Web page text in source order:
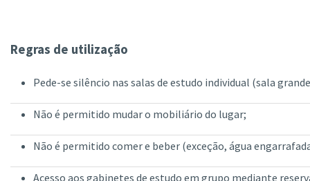
Regras de utilização
Pede-se silêncio nas salas de estudo individual (sala
Não é permitido mudar o mobiliário do lugar;
Não é permitido comer e beber (exceção, água
Acesso aos gabinetes de estudo em grupo mediante